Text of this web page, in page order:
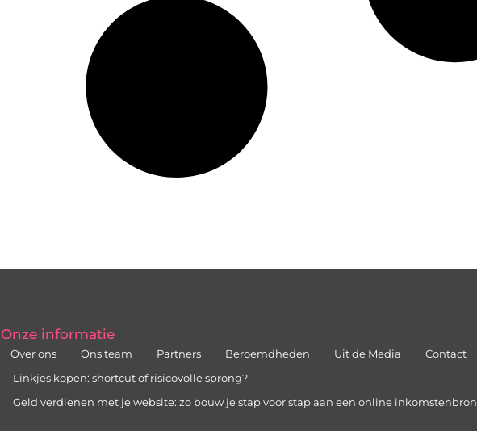
Onze informatie
Over ons Ons team Partners Beroemdheden Uit de Media Contact
Linkjes kopen: shortcut of risicovolle sprong?
Geld verdienen met je website: zo bouw je stap voor stap aan een online inkomstenbron